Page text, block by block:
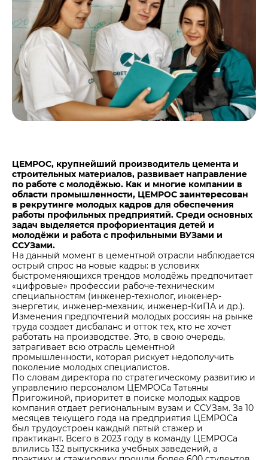
ЦЕМРОС, крупнейший производитель цемента и
строительных материалов, развивает направление
по работе с молодёжью. Как и многие компании в
области промышленности, ЦЕМРОС заинтересован
в рекрутинге молодых кадров для обеспечения
работы профильных предприятий. Среди основных
задач выделяется профориентация детей и
молодёжи и работа с профильными ВУЗами и
ССУЗами.
На данный момент в цементной отрасли наблюдается
острый спрос на новые кадры: в условиях
быстроменяющихся трендов молодёжь предпочитает
«цифровые» профессии рабоче-техническим
специальностям (инженер-технолог, инженер-
энергетик, инженер-механик, инженер-КиПА и др.).
Изменения предпочтений молодых россиян на рынке
труда создает дисбаланс и отток тех, кто не хочет
работать на производстве. Это, в свою очередь,
затрагивает всю отрасль цементной
промышленности, которая рискует недополучить
поколение молодых специалистов.
По словам директора по стратегическому развитию и
управлению персоналом ЦЕМРОСа Татьяны
Пригожиной, приоритет в поиске молодых кадров
компания отдает региональным вузам и ССУЗам. За 10
месяцев текущего года на предприятия ЦЕМРОСа
был трудоустроен каждый пятый стажер и
практикант. Всего в 2023 году в команду ЦЕМРОСа
влились 132 выпускника учебных заведений, а
Центры дистрибуции
Реализация ТМЦ и непрофильных активов
Политика в области закупок
В помощь поставщику
Не только цемент
Люди ЦЕМРОСа
Технологии и тренды
Издание для клиентов
Аналитика цементной отрасли
Медиабанк
Контакты
Контакты для СМИ
Служба доверия